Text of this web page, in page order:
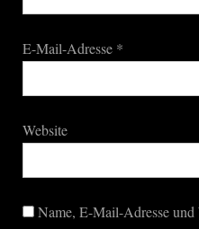
E-Mail-Adresse *
Website
Name, E-Mail-Adresse